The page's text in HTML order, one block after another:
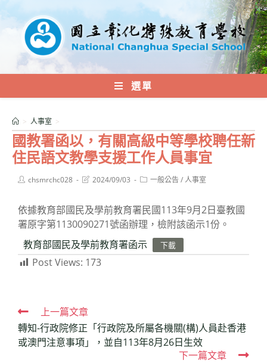
轉
內
選單
國教署函以，有關高級中等學校聘任新
住民語文教學支援工作人員事宜
> 人事室 >
Postchsmrchc028
Post2024/09/03
Post一般公告/人事室
依據教育部國民及學前教育署民國113年9月2日臺教國
署原字第1130090271號函辦理，檢附該函示1份。
教育部國民及學前教育署函示
下載
Post Views: 173
Read
more
articles
上一篇文章
轉知-行政院修正「行政院及所屬各機關(構)人員赴香港
或澳門注意事項」，並自113年8月26日生效
下一篇文章